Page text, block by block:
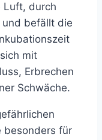
Luft, durch
befällt die
mit
Erbrechen
Schwäche.
besonders für